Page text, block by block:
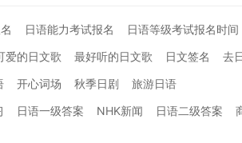
日语能力考试报名 日语等级考试报名时间
爱的日文歌 最好听的日文歌 日文签名 去
开心词场 秋季日剧
旅游日语
日语一级答案 NHK新闻 日语二级答案